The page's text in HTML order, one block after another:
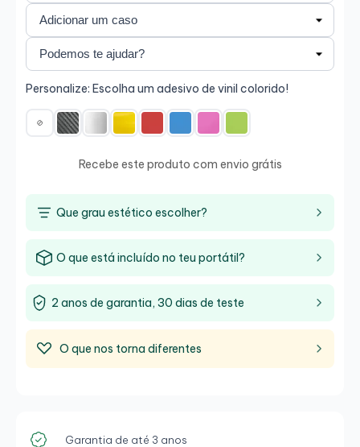
Personalize: Escolha um adesivo de vinil colorido!
Recebe este produto com envio grátis
Que grau estético escolher?
O que está incluído no teu portátil?
2 anos de garantia, 30 dias de teste
O que nos torna diferentes
Garantia de até 3 anos